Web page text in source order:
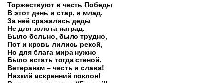
Торжествуют в честь Победы
В этот день и стар, и млад.
За неё сражались деды
Не для золота наград.
Было больно, было трудно,
Пот и кровь лились рекой,
Но для блага мира нужно
Было встать тогда стеной.
Ветеранам – честь и слава!
Низкий искренний поклон!